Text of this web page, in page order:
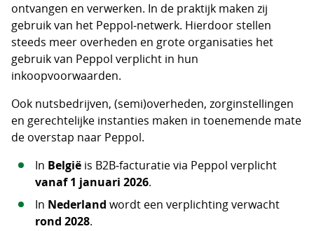
ontvangen en verwerken. In de praktijk maken zij
gebruik van het Peppol‑netwerk. Hierdoor stellen
steeds meer overheden en grote organisaties het
gebruik van Peppol verplicht in hun
inkoopvoorwaarden.
Ook nutsbedrijven, (semi)overheden, zorginstellingen
en gerechtelijke instanties maken in toenemende mate
de overstap naar Peppol.
In Belgiëis B2B‑facturatie via Peppol verplicht
vanaf 1 januari 2026.
In Nederland wordt een verplichting verwacht
rond 2028.